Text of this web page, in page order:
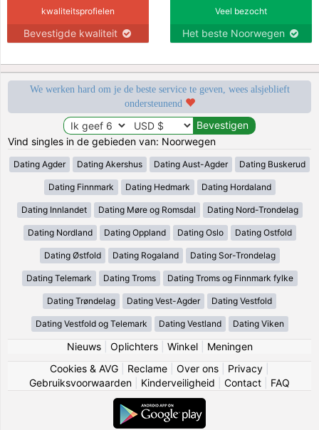
kwaliteitsprofielen
Bevestigde kwaliteit
Veel bezocht
Het beste Noorwegen
We werken hard om je de beste service te geven, wees alsjeblieft
ondersteunend
Vind singles in de gebieden van: Noorwegen
Dating Agder Dating Akershus Dating Aust-Agder Dating Buskerud
Dating Finnmark Dating Hedmark Dating Hordaland
Dating Innlandet Dating Møre og Romsdal Dating Nord-Trondelag
Dating Nordland Dating Oppland Dating Oslo Dating Ostfold
Dating Østfold Dating Rogaland Dating Sor-Trondelag
Dating Telemark Dating Troms Dating Troms og Finnmark fylke
Dating Trøndelag Dating Vest-Agder Dating Vestfold
Dating Vestfold og Telemark Dating Vestland Dating Viken
Nieuws| Oplichters| Winkel| Meningen
Cookies & AVG
Reclame Over ons Privacy
Gebruiksvoorwaarden
Kinderveiligheid Contact FAQ